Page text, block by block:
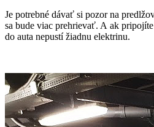
Je potrebné dávať si pozor na
sa bude viac prehrievať. A ak
do auta nepustí žiadnu elektrinu.